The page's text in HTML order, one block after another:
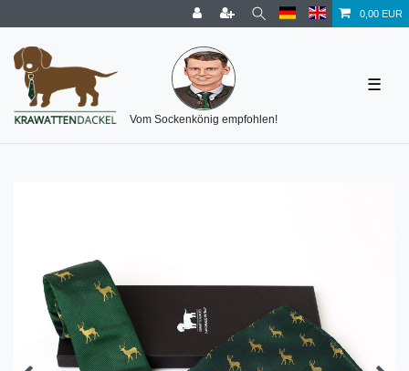
0,00 EUR
Vom Sockenkönig empfohlen!
☰